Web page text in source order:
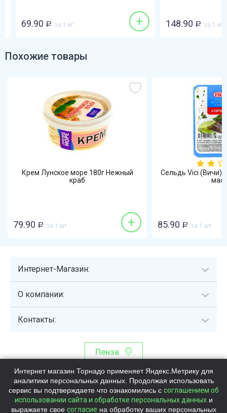
69.90 Р за 1 кг + 148.90 Р за 1 кг
Похожие товары
Крем Лунское море 180г Нежный
краб
79.90 Р за 1 шт +
Сельдь Vici (Вичи)
85.90 Р за 1 шт
Интернет-Магазин:
О компании:
Контакты:
Пенза
Торнадо - интернет-гипермаркет, осуществляющий сборку,
выдачу и доставку готовых наборов продуктов питания.
Общество с ограниченной ответственностью «Торнадо» (ОГРН
1115837002819, ИНН/КПП 5837047684/583701001, юр. адрес:
440058, Россия, Пензенская обл., г. Пенза, ул.Бийская, д.1Г, оф.17)
Номер телефона +78003339713
Интернет магазин Торнадо применяет Яндекс.Метрику для
аналитики персональных данных. Продолжая использовать
сервис вы подтверждаете что ознакомились с соглашением об
использовании сайта и обработке персональных данныхи
выражаете свое согласие на обработку ваших персональных